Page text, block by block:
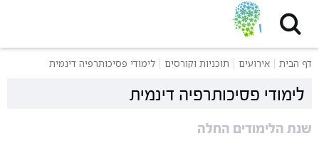
דף הבית אירועים תוכניות וקורסים לימודי פסיכותרפיה דינמית
לימודי פסיכותרפיה דינמית
שנת הלימודים החלה